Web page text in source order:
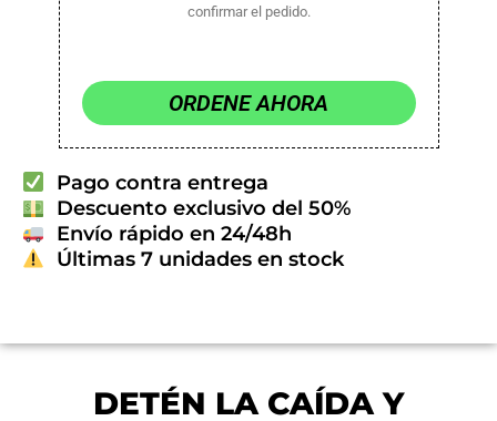
confirmar el pedido.
ORDENE AHORA
Pago contra entrega
Descuento exclusivo del 50%
Envío rápido en 24/48h
Últimas 7 unidades en stock
DETÉN LA CAÍDA Y